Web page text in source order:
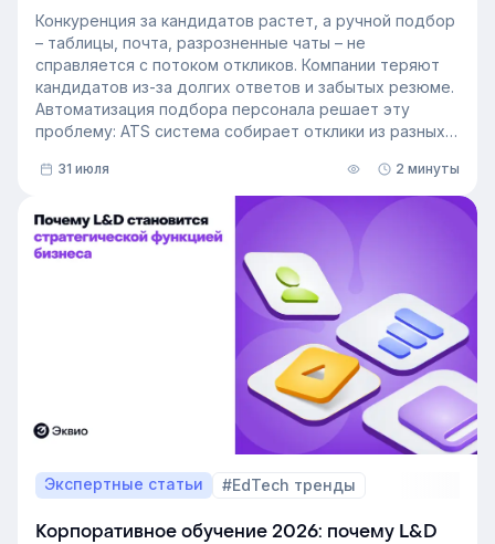
подбора персонала
Конкуренция за кандидатов растет, а ручной подбор
– таблицы, почта, разрозненные чаты – не
справляется с потоком откликов. Компании теряют
кандидатов из-за долгих ответов и забытых резюме.
Автоматизация подбора персонала решает эту
проблему: ATS система собирает отклики из разных
снимает с рекрутера рутину. Сегодня программа для
рекрутинга – это базовый инструмент для быстрого
и системного закрытия вакансий.
31 июля 2 минуты
Экспертные статьи #EdTech тренды
Корпоративное обучение 2026: почему L&D